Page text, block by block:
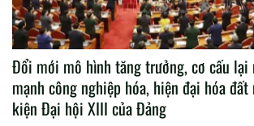
Đổi mới mô hình tăng trưởng, cơ cấu lại
mạnh công nghiệp hóa, hiện đại hóa
kiện Đại hội XIII của Đảng